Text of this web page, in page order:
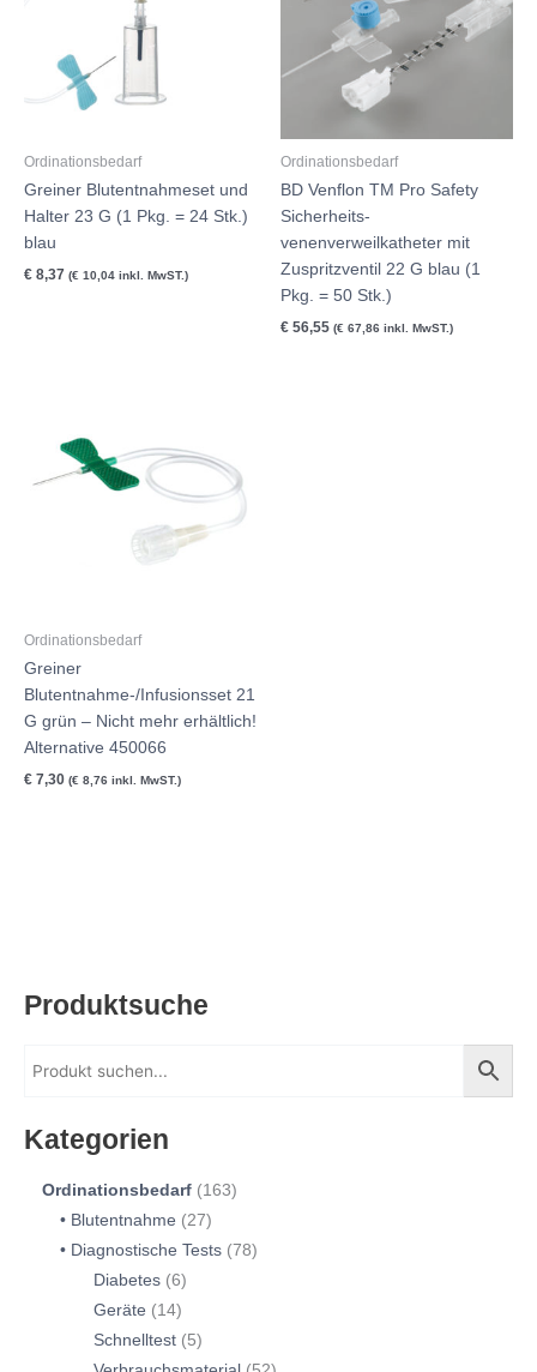
Produktsuche
Kategorien
Ordinationsbedarf
163
Blutentnahme
27
Diagnostische Tests 78
Diabetes 6
Geräte
14
Schnelltest
5
Ordinationsbedarf
Greiner Blutentnahmeset und
Halter 23 G (1 Pkg. = 24 Stk.)
blau
€ 8,37 (€ 10,04 inkl. MwST.)
Ordinationsbedarf
BD Venflon TM Pro Safety
Sicherheits-
venenverweilkatheter mit
Zuspritzventil 22 G blau (1
Pkg. = 50 Stk.)
€ 56,55 (€ 67,86 inkl. MwST.)
Ordinationsbedarf
Greiner
Blutentnahme-/Infusionsset 21
G grün – Nicht mehr erhältlich!
Alternative 450066
€ 7,30 (€ 8,76 inkl. MwST.)